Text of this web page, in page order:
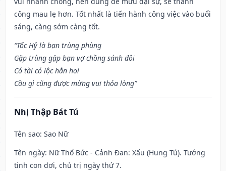
công mau lẹ hơn. Tốt nhất là tiến hành công việc vào buổi
sáng, càng sớm càng tốt.
“Tốc Hỷ là bạn trùng phùng
Gặp trùng gặp bạn vợ chồng sánh đôi
Có tài có lộc hẳn hoi
Cầu gì cũng được mừng vui thỏa lòng”
Nhị Thập Bát Tú
Tên sao: Sao Nữ
Tên ngày: Nữ Thổ Bức - Cảnh Đan: Xấu (Hung Tú). Tướng
tinh con dơi, chủ trị ngày thứ 7.